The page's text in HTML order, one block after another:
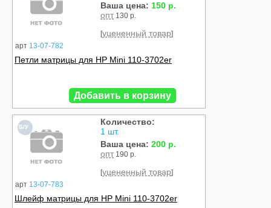
арт 13-07-782
Ваша цена: 150 р.
опт 130 р.
[уцененный товар]
Петли матрицы для HP Mini 110-3702er
Добавить в корзину
Б/У
арт 13-07-783
Количество:
1 шт.
Ваша цена: 200 р.
опт 190 р.
[уцененный товар]
Шлейф матрицы для HP Mini 110-3702er